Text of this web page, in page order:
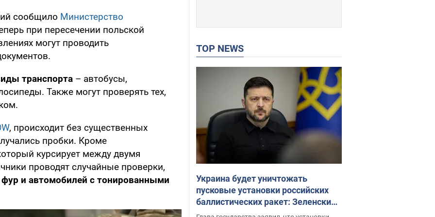
сообщило Министерство
при пересечении польской
могут проводить
транспорта – автобусы,
Также могут проверять тех,
, происходит без существенных
пробки. Кроме
курсирует между двумя
проводят случайные проверки,
и автомобилей с тонированными
TOP NEWS
Украина будет уничтожать
пусковые установки российских
баллистических ракет: Зеленский
провел заседание СНБО